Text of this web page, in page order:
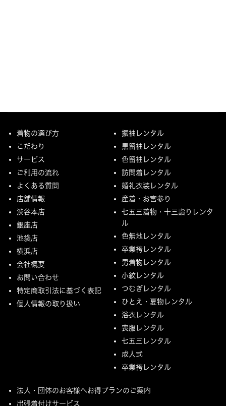
着物の選び方
こだわり
サービス
ご利用の流れ
よくある質問
店舗情報
渋谷本店
銀座店
池袋店
横浜店
会社概要
お問い合わせ
特定商取引法に基づく表記
個人情報の取り扱い
振袖レンタル
黒留袖レンタル
色留袖レンタル
訪問着レンタル
婚礼衣装レンタル
産着・お宮参り
七五三着物・十三詣りレンタ
ル
色無地レンタル
卒業袴レンタル
男着物レンタル
小紋レンタル
つむぎレンタル
ひとえ・夏物レンタル
浴衣レンタル
喪服レンタル
七五三レンタル
成人式
卒業袴レンタル
法人・団体のお客様へお得プランのご案内
出張着付けサービス